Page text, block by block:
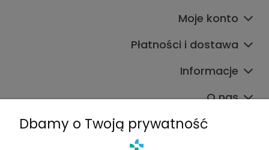
Moje konto
Płatności i dostawa
Informacje
O nas
Dbamy o Twoją prywatność